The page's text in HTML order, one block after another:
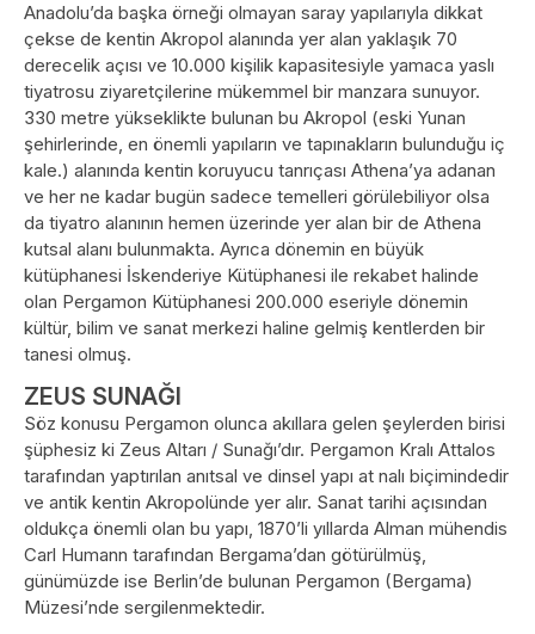
Anadolu’da başka örneği olmayan saray yapılarıyla dikkat
çekse de kentin Akropol alanında yer alan yaklaşık 70
derecelik açısı ve 10.000 kişilik kapasitesiyle yamaca yaslı
tiyatrosu ziyaretçilerine mükemmel bir manzara sunuyor.
330 metre yükseklikte bulunan bu Akropol (eski Yunan
şehirlerinde, en önemli yapıların ve tapınakların bulunduğu iç
kale.) alanında kentin koruyucu tanrıçası Athena’ya adanan
ve her ne kadar bugün sadece temelleri görülebiliyor olsa
da tiyatro alanının hemen üzerinde yer alan bir de Athena
kutsal alanı bulunmakta. Ayrıca dönemin en büyük
kütüphanesi İskenderiye Kütüphanesi ile rekabet halinde
olan Pergamon Kütüphanesi 200.000 eseriyle dönemin
kültür, bilim ve sanat merkezi haline gelmiş kentlerden bir
tanesi olmuş.
ZEUS SUNAĞI
Söz konusu Pergamon olunca akıllara gelen şeylerden birisi
şüphesiz ki Zeus Altarı / Sunağı’dır. Pergamon Kralı Attalos
tarafından yaptırılan anıtsal ve dinsel yapı at nalı biçimindedir
ve antik kentin Akropolünde yer alır. Sanat tarihi açısından
oldukça önemli olan bu yapı, 1870’li yıllarda Alman mühendis
Carl Humann tarafından Bergama’dan götürülmüş,
günümüzde ise Berlin’de bulunan Pergamon (Bergama)
Müzesi’nde sergilenmektedir.